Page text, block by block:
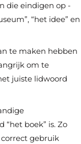
die eindigen op -
“het idee” en
te maken hebben
om te
juiste lidwoord
boek” is. Zo
gebruik